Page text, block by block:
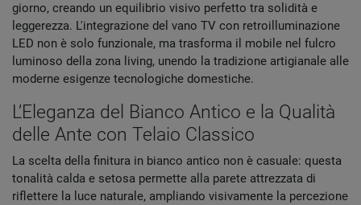
giorno, creando un equilibrio visivo perfetto tra solidità e
leggerezza. L'integrazione del vano TV con retroilluminazione
LED non è solo funzionale, ma trasforma il mobile nel fulcro
luminoso della zona living, unendo la tradizione artigianale alle
moderne esigenze tecnologiche domestiche.
L’Eleganza del Bianco Antico e la Qualità
delle Ante con Telaio Classico
La scelta della finitura in bianco antico non è casuale: questa
tonalità calda e setosa permette alla parete attrezzata di
riflettere la luce naturale, ampliando visivamente la percezione